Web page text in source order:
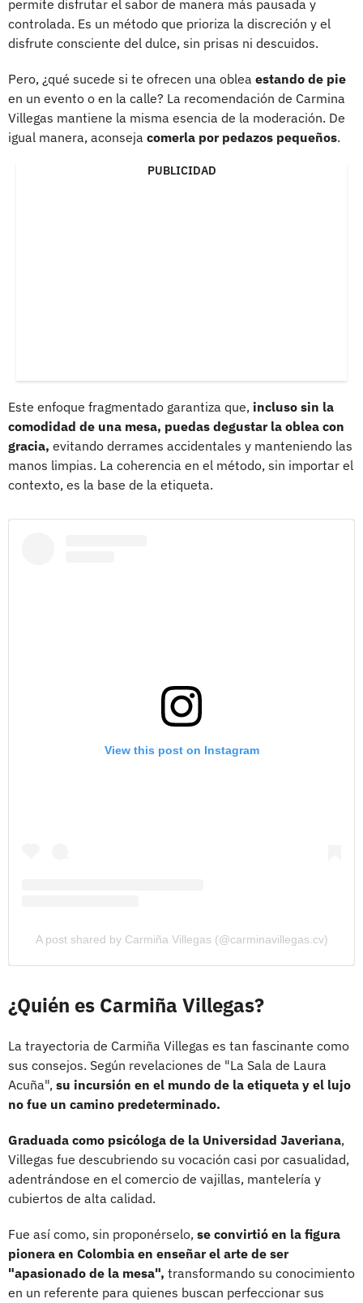
permite disfrutar el sabor de manera más pausada y
controlada. Es un método que prioriza la discreción y el
disfrute consciente del dulce, sin prisas ni descuidos.
Pero, ¿qué sucede si te ofrecen una oblea estando de pie
en un evento o en la calle? La recomendación de Carmina
Villegas mantiene la misma esencia de la moderación. De
igual manera, aconseja comerla por pedazos pequeños.
PUBLICIDAD
Este enfoque fragmentado garantiza que, incluso sin la
comodidad de una mesa, puedas degustar la oblea con
gracia, evitando derrames accidentales y manteniendo las
manos limpias. La coherencia en el método, sin importar el
contexto, es la base de la etiqueta.
View this post on Instagram
A post shared by Carmiña Villegas (@carminavillegas.cv)
¿Quién es Carmiña Villegas?
La trayectoria de Carmiña Villegas es tan fascinante como
sus consejos. Según revelaciones de "La Sala de Laura
Acuña", su incursión en el mundo de la etiqueta y el lujo
no fue un camino predeterminado.
Graduada como psicóloga de la Universidad Javeriana,
Villegas fue descubriendo su vocación casi por casualidad,
adentrándose en el comercio de vajillas, mantelería y
cubiertos de alta calidad.
Fue así como, sin proponérselo, se convirtió en la figura
pionera en Colombia en enseñar el arte de ser
"apasionado de la mesa", transformando su conocimiento
en un referente para quienes buscan perfeccionar sus